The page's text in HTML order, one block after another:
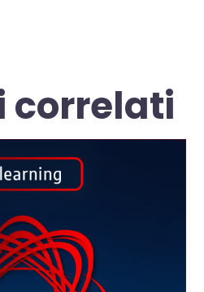
correlati